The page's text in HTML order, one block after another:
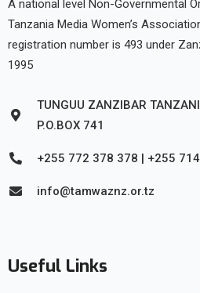
A national level Non-Governmental
Tanzania Media Women’s
registration number is 493 under
1995
TUNGUU ZANZIBAR
P.O.BOX 741
+255 772 378 378 | +255
info@tamwaznz.or.tz
Useful Links